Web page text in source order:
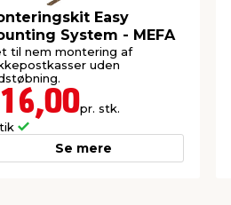
Easy
System - MEFA
til nem montering af
uden
pr. stk.
Se mere